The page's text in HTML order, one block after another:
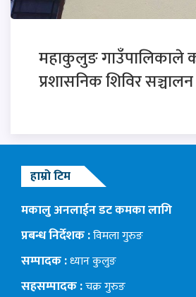
महाकुलुङ गाउँपालिकाले
प्रशासनिक शिविर सञ्चालन
हाम्रो टिम
मकालु अनलाईन डट कमका लागि
प्रबन्ध निर्देशक :विमला गुरुङ
सम्पादक :ध्यान कुलुङ
सहसम्पादक :चक्र गुरुङ